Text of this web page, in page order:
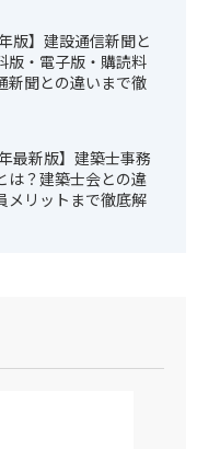
版】建設通信新聞と
版・電子版・購読料
新聞との違いまで徹
最新版】建築士事務
は？建築士会との違
メリットまで徹底解